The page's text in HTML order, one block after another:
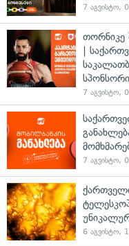
7 აგვისტო,
თორნიკე
|
სპონსორი
7 აგვისტო,
7 აგვისტო,
6 აგვისტო,